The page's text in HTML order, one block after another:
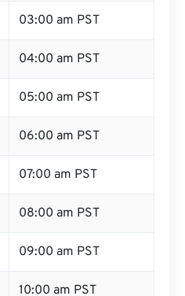
03:00 am PST
04:00 am PST
05:00 am PST
06:00 am PST
07:00 am PST
08:00 am PST
09:00 am PST
10:00 am PST